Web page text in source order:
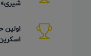
اولین